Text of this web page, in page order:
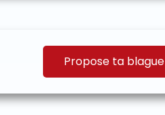
Propose ta blague